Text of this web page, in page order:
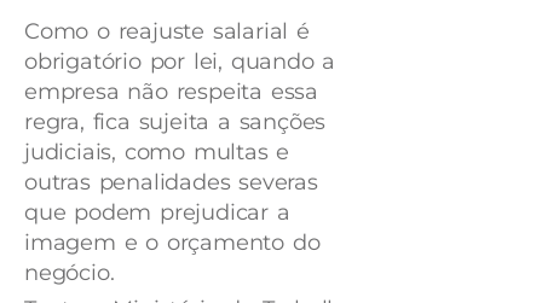
Como o reajuste salarial é
obrigatório por lei, quando a
empresa não respeita essa
regra, fica sujeita a sanções
judiciais, como multas e
outras penalidades severas
que podem prejudicar a
imagem e o orçamento do
negócio.